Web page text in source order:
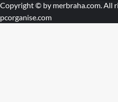
Copyright © by merbraha.com. All
pcorganise.com